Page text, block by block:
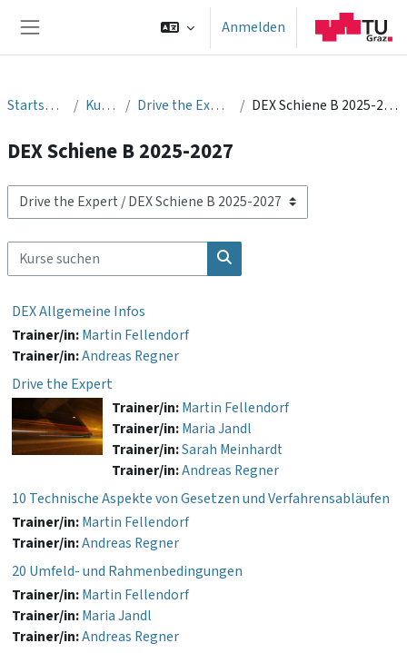
Anmelden
Startseite Kurse Drive the Expert DEX Schiene B 2025-2027
DEX Schiene B 2025-2027
Kursbereiche
Kurse suchen
Kurse suchen
DEX Allgemeine Infos
Trainer/in:Martin Fellendorf
Trainer/in:Andreas Regner
Drive the Expert
Trainer/in:Martin Fellendorf
Trainer/in:Maria Jandl
Trainer/in:Sarah Meinhardt
Trainer/in:Andreas Regner
10 Technische Aspekte von Gesetzen und Verfahrensabläufen
Trainer/in:Martin Fellendorf
Trainer/in:Andreas Regner
20 Umfeld- und Rahmenbedingungen
Trainer/in:Martin Fellendorf
Trainer/in:Maria Jandl
Trainer/in:Andreas Regner